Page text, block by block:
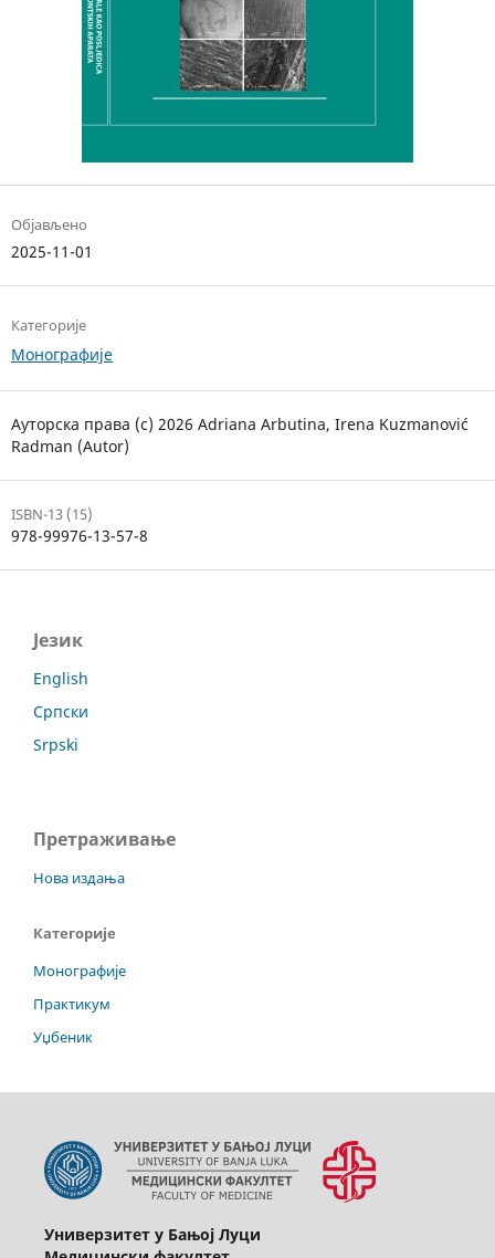
Објављено
2025-11-01
Категорије
Монографије
Ауторска права (c) 2026 Adriana Arbutina, Irena Kuzmanović
Radman (Autor)
ISBN-13 (15)
978-99976-13-57-8
Језик
English
Српски
Srpski
Претраживање
Нова издања
Категорије
Монографије
Практикум
Уџбеник
Универзитет у Бањој Луци